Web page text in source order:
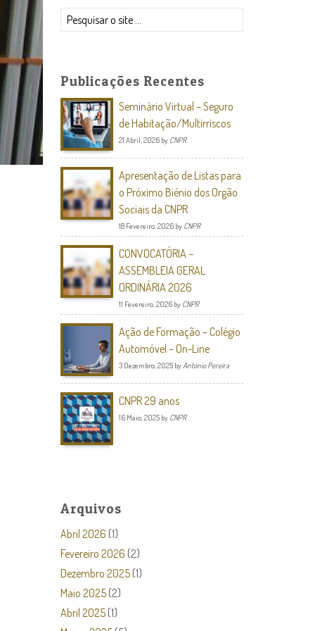
Pesquisar
Publicações Recentes
Seminário Virtual – Seguro
de Habitação/Multirriscos
21 Abril, 2026 by CNPR
Apresentação de Listas para
o Próximo Biénio dos Orgão
Sociais da CNPR
18 Fevereiro, 2026 by CNPR
CONVOCATÓRIA –
ASSEMBLEIA GERAL
ORDINÁRIA 2026
11 Fevereiro, 2026 by CNPR
Ação de Formação – Colégio
Automóvel – On-Line
3 Dezembro, 2025 byAntónio Pereira
CNPR 29 anos
16 Maio, 2025 by CNPR
Arquivos
Abril 2026 (1)
Fevereiro 2026 (2)
Dezembro 2025 (1)
Maio 2025 (2)
Abril 2025 (1)